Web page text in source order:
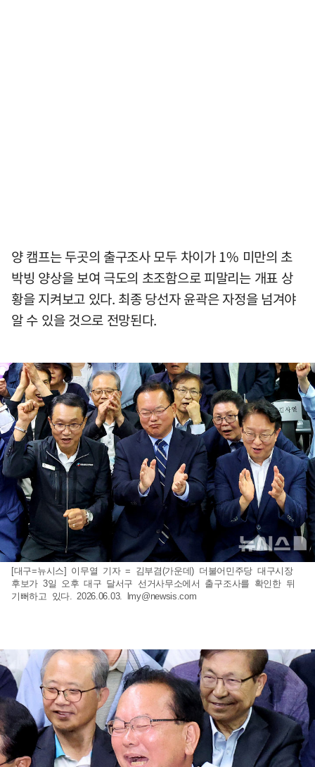
양 캠프는 두곳의 출구조사 모두 차이가 1% 미만의 초
박빙 양상을 보여 극도의 초조함으로 피말리는 개표 상
황을 지켜보고 있다. 최종 당선자 윤곽은 자정을 넘겨야
알 수 있을 것으로 전망된다.
[대구=뉴시스] 이무열 기자 = 김부겸(가운데) 더불어민주당 대구시장
후보가 3일 오후 대구 달서구 선거사무소에서 출구조사를 확인한 뒤
기뻐하고 있다. 2026.06.03.
lmy@newsis.com